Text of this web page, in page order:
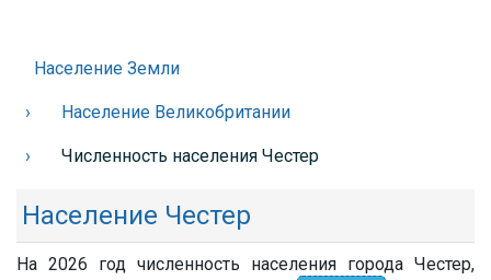
Население Земли
Население Великобритании
Численность населения Честер
Население Честер
На 2026 год численность населения города Честер,